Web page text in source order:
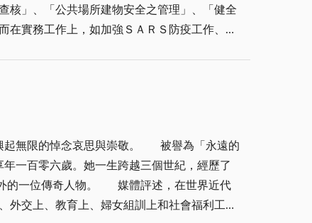
核」、「公共場所建物安全之管理」、「健全
在實務工作上，如加強ＳＡＲＳ防疫工作、市
盜刷的客戶人數多、金額多，因此引起社會
、說明、價格，以及服務等等，讓消費者安
由標示、包裝、品質、價格等多方面檢視，
哀思與崇敬。 被譽為「永遠的
一百零六歲。她一生跨越三個世紀，經歷了
體評述，在世界近代
外交上、教育上、婦女組訓上和社會福利工作